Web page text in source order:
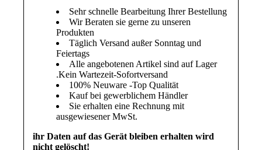
Sehr schnelle Bearbeitung Ihrer Bestellung
Wir Beraten sie gerne zu unseren
Produkten
Täglich Versand außer Sonntag und
Feiertags
Alle angebotenen Artikel sind auf Lager
.Kein Wartezeit-Sofortversand
100% Neuware -Top Qualität
Kauf bei gewerblichem Händler
Sie erhalten eine Rechnung mit
ausgewiesener MwSt.
ihr Daten auf das Gerät bleiben erhalten wird
nicht gelöscht!